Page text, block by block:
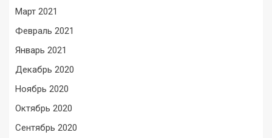
Март 2021
Февраль 2021
Январь 2021
Декабрь 2020
Ноябрь 2020
Октябрь 2020
Сентябрь 2020